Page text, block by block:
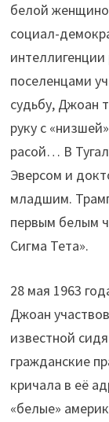
белой
социал-
поселенцами
судьбу, Джоан
руку с
расой… В
Эверсом и
младшим.
первым белым
Сигма Тета».
28 мая 1963
Джоан
известной
гражданские
кричала в её
«белые»